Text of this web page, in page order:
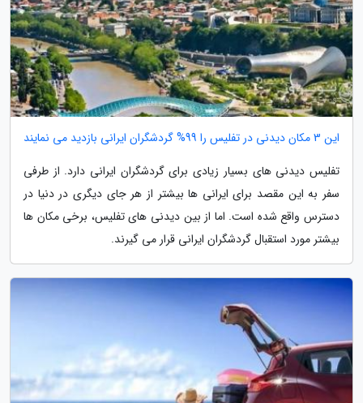
این 3 مکان دیدنی در تفلیس را 99% گردشگران ایرانی بازدید می نمایند
تفلیس دیدنی های بسیار زیادی برای گردشگران ایرانی دارد. از طرفی
سفر به این مقصد برای ایرانی ها بیشتر از هر جای دیگری در دنیا در
دسترس واقع شده است. اما از بین دیدنی های تفلیس، برخی مکان ها
بیشتر مورد استقبال گردشگران ایرانی قرار می گیرند.